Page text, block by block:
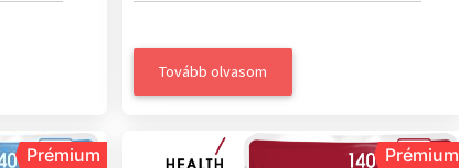
Tovább olvasom
Prémium Prémium